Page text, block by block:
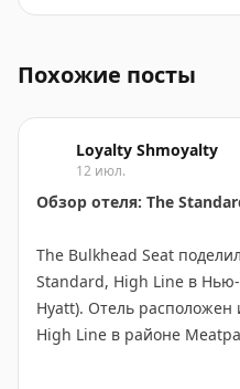
Похожие посты
Loyalty Shmoyalty
12 июл.
Обзор отеля: The
The Bulkhead Seat
Standard, High Line в
Hyatt). Отель
High Line в районе